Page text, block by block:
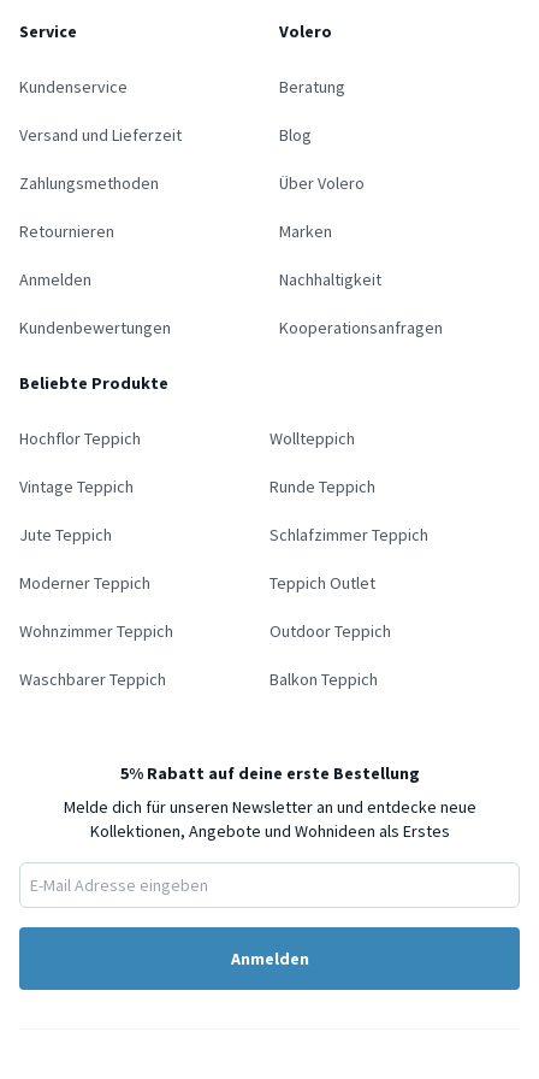
Service
Kundenservice
Versand und Lieferzeit
Zahlungsmethoden
Retournieren
Anmelden
Kundenbewertungen
Volero
Beratung
Blog
Über Volero
Marken
Nachhaltigkeit
Kooperationsanfragen
Beliebte Produkte
Hochflor Teppich Wollteppich
Vintage Teppich Runde Teppich
Jute Teppich Schlafzimmer Teppich
Moderner Teppich Teppich Outlet
Wohnzimmer Teppich Outdoor Teppich
Waschbarer Teppich Balkon Teppich
5% Rabatt auf deine erste Bestellung
Melde dich für unseren Newsletter an und entdecke neue
Kollektionen, Angebote und Wohnideen als Erstes
Anmelden